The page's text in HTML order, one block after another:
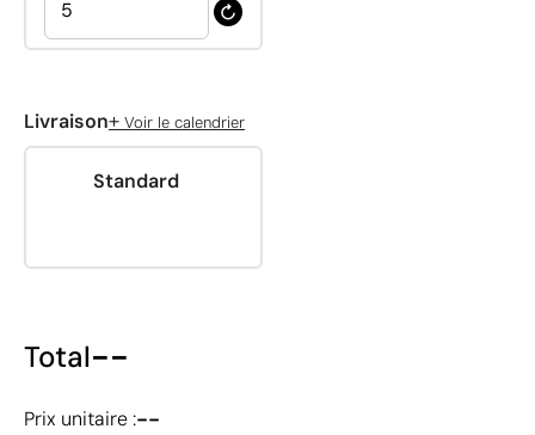
Livraison+ Voir le calendrier
Standard
Total--
Prix unitaire :--